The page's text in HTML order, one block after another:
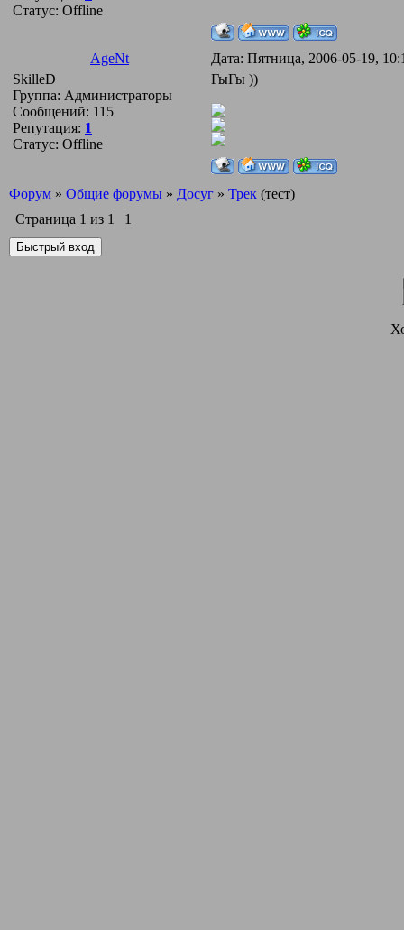
Статус: Offline
AgeNt
Дата: Пятница, 2006-05-19,
SkilleD
Группа: Администраторы
Сообщений: 115
Репутация: 1
Статус: Offline
ГыГы ))
Форум » Общие форумы » Досуг » Трек (тест)
Страница 1 из 1 1